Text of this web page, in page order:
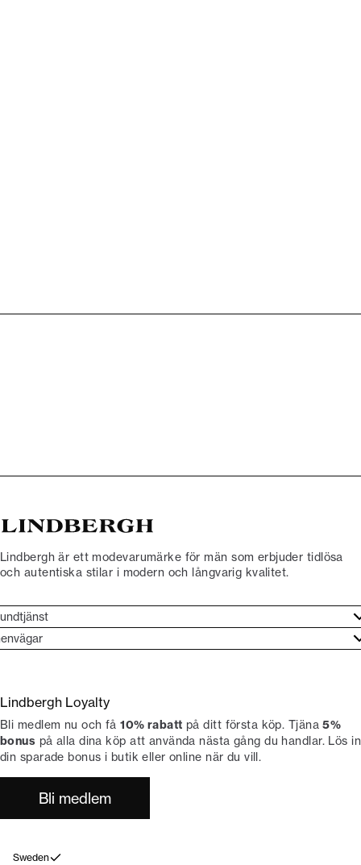
Lindbergh är ett modevarumärke för män som erbjuder tidlösa
och autentiska stilar i modern och långvarig kvalitet.
köp
Lindbergh-ambassadör
Lindbergh Loyalty
Bli medlem nu och få10% rabatt på ditt första köp. Tjäna5%
bonus på alla dina köp att använda nästa gång du handlar. Lös in
din sparade bonus i butik eller online när du vill.
Bli medlem
Sweden